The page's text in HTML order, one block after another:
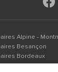
Alpine -
Besançon
Bordeaux
Brest